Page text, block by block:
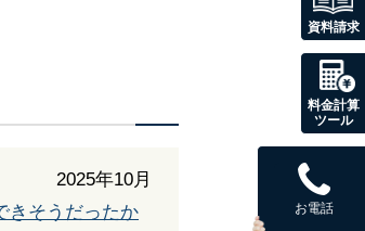
2025年10月
きそうだったか
資料請求
料金計算
ツール
お電話